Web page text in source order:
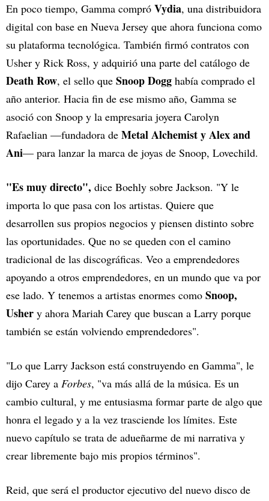
En poco tiempo, Gamma compró Vydia, una distribuidora
digital con base en Nueva Jersey que ahora funciona como
su plataforma tecnológica. También firmó contratos con
Usher y Rick Ross, y adquirió una parte del catálogo de
Death Row, el sello que Snoop Dogg había comprado el
año anterior. Hacia fin de ese mismo año, Gamma se
asoció con Snoop y la empresaria joyera Carolyn
Rafaelian —fundadora de Metal Alchemist y Alex and
Ani— para lanzar la marca de joyas de Snoop, Lovechild.
"Es muy directo", dice Boehly sobre Jackson. "Y le
importa lo que pasa con los artistas. Quiere que
desarrollen sus propios negocios y piensen distinto sobre
las oportunidades. Que no se queden con el camino
tradicional de las discográficas. Veo a emprendedores
apoyando a otros emprendedores, en un mundo que va por
ese lado. Y tenemos a artistas enormes como Snoop,
Usher y ahora Mariah Carey que buscan a Larry porque
también se están volviendo emprendedores".
"Lo que Larry Jackson está construyendo en Gamma", le
dijo Carey a Forbes, "va más allá de la música. Es un
cambio cultural, y me entusiasma formar parte de algo que
honra el legado y a la vez trasciende los límites. Este
nuevo capítulo se trata de adueñarme de mi narrativa y
crear libremente bajo mis propios términos".
Reid, que será el productor ejecutivo del nuevo disco de